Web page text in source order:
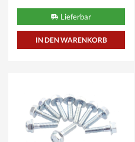
Lieferbar